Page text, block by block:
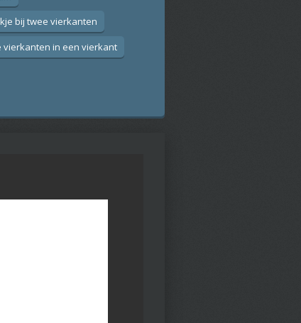
bij twee vierkanten
vierkanten in een vierkant